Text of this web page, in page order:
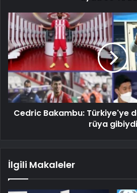
Cedric Bakambu: Türkiye'ye
rüya gibiydi
İlgili Makaleler